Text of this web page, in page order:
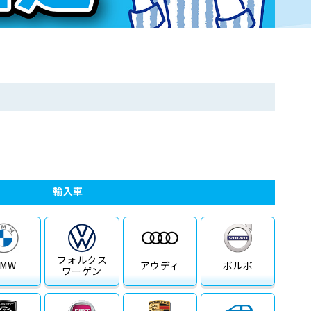
輸入車
フォルクス
ワーゲン
アウディ ボルボ